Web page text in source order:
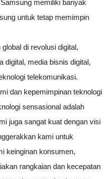
memiliki banyak
untuk tetap memimpin
di revolusi digital,
digital, media bisnis digital,
telekomunikasi.
dan kepemimpinan teknologi
sensasional adalah
juga sangat kuat dengan visi
kami untuk
keinginan konsumen,
rangkaian dan kecepatan